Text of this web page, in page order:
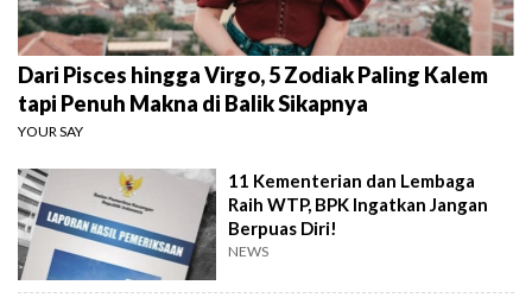
Dari Pisces hingga Virgo, 5 Zodiak Paling Kalem
tapi Penuh Makna di Balik Sikapnya
YOUR SAY
11 Kementerian dan Lembaga
Raih WTP, BPK Ingatkan Jangan
Berpuas Diri!
NEWS